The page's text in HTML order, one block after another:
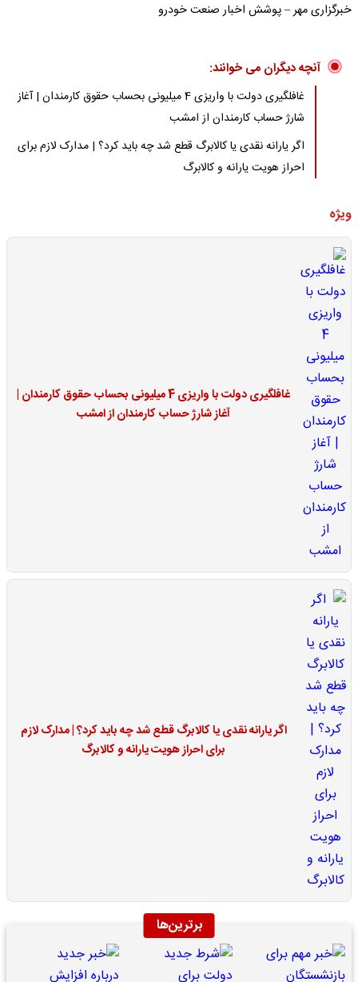
خبرگزاری مهر – پوشش اخبار صنعت خودرو
آنچه دیگران می خوانند:
غافلگیری دولت با واریزی 4 میلیونی بحساب حقوق کارمندان | آغاز
شارژ حساب کارمندان از امشب
اگر یارانه نقدی یا کالابرگ قطع شد چه باید کرد؟ | مدارک لازم برای
احراز هویت یارانه و کالابرگ
ویژه
غافلگیری دولت با واریزی 4 میلیونی بحساب حقوق کارمندان |
آغاز شارژ حساب کارمندان از امشب
اگر یارانه نقدی یا کالابرگ قطع شد چه باید کرد؟ | مدارک لازم
برای احراز هویت یارانه و کالابرگ
برترین‌ها